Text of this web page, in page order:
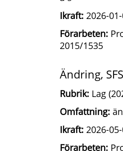
Ikraft: 2026-
Förarbeten:
2015/1535
Ändring,
Rubrik: Lag
Omfattning:
Ikraft: 2026-
Förarbeten: